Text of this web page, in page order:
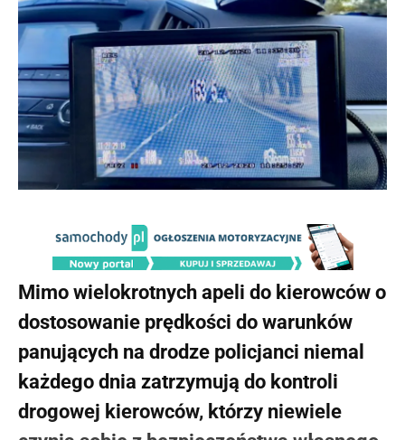
Mimo wielokrotnych apeli do kierowców o
dostosowanie prędkości do warunków
panujących na drodze policjanci niemal
każdego dnia zatrzymują do kontroli
drogowej kierowców, którzy niewiele